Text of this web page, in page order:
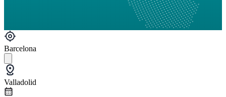
Barcelona
Valladolid